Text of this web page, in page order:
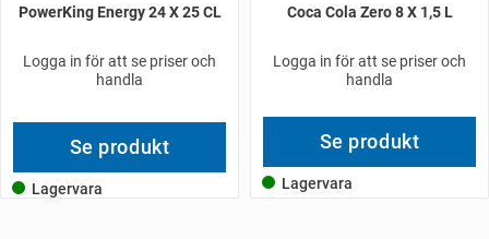
PowerKing Energy 24 X 25 CL
Logga in för att se priser och
handla
Se produkt
Lagervara
Coca Cola Zero 8 X 1,5 L
Logga in för att se priser och
handla
Se produkt
Lagervara